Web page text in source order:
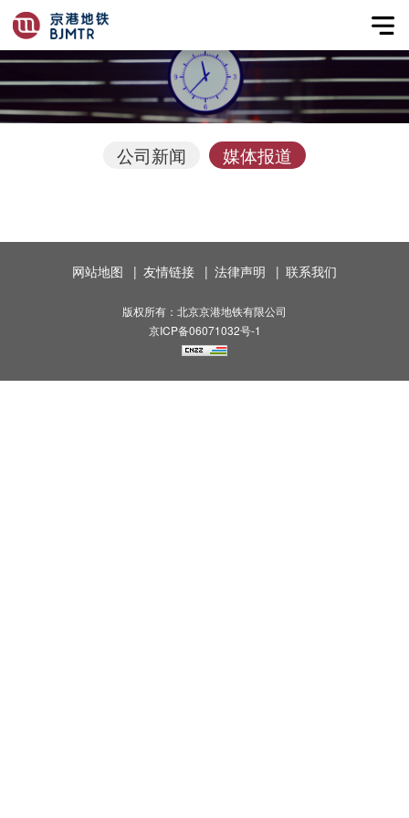
公司新闻 媒体报道
网站地图 | 友情链接 | 法律声明 | 联系我们
版权所有：北京京港地铁有限公司
京ICP备06071032号-1